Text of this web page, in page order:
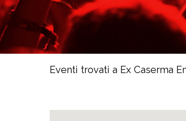
Eventi trovati a Ex Caserma